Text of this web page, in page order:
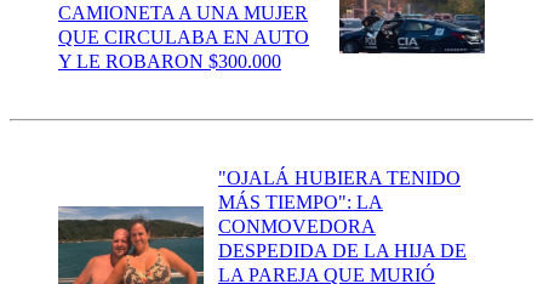
CAMIONETA A UNA MUJER
QUE CIRCULABA EN AUTO
Y LE ROBARON $300.000
"OJALÁ HUBIERA TENIDO
MÁS TIEMPO": LA
CONMOVEDORA
DESPEDIDA DE LA HIJA DE
LA PAREJA QUE MURIÓ